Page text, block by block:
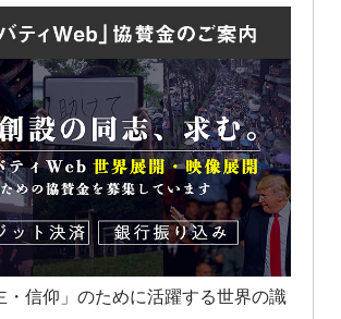
・信仰」のために活躍する世界の識